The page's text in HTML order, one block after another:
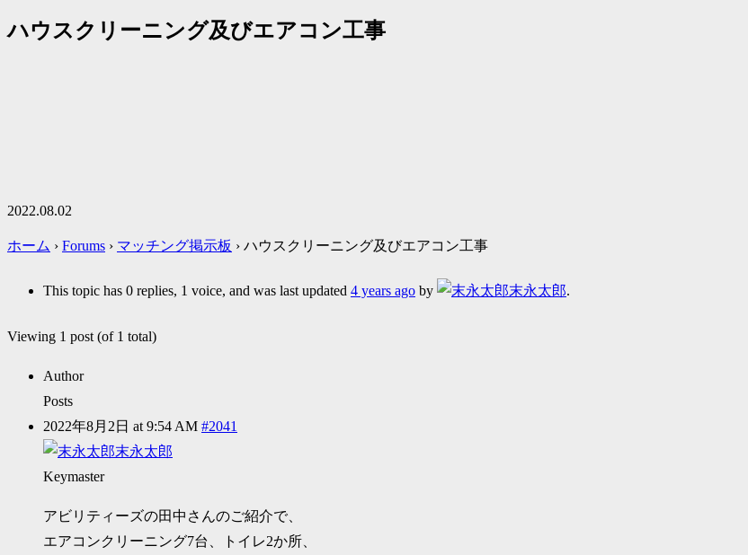
ハウスクリーニング及びエアコン工事
2022.08.02
ホーム › Forums › マッチング掲示板 › ハウスクリーニング及びエアコン工事
This topic has 0 replies, 1 voice, and was last updated 4 years ago by 末永太郎.
Viewing 1 post (of 1 total)
Author
Posts
2022年8月2日 at 9:54 AM #2041
末永太郎
Keymaster
アビリティーズの田中さんのご紹介で、
エアコンクリーニング7台、トイレ2か所、